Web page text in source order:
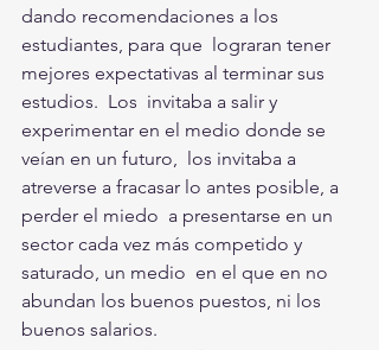
dando recomendaciones a los
estudiantes, para que  lograran tener
mejores expectativas al terminar sus
estudios.  Los  invitaba a salir y
experimentar en el medio donde se
veían en un futuro,  los invitaba a
atreverse a fracasar lo antes posible, a
perder el miedo  a presentarse en un
sector cada vez más competido y
saturado, un medio  en el que en no
abundan los buenos puestos, ni los
buenos salarios.